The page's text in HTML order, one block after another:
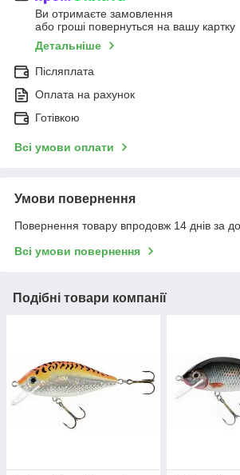
Ви отримаєте замовлення
або гроші повернуться на вашу картку
Детальніше
Післяплата
Оплата на рахунок
Готівкою
Всі умови оплати
Умови повернення
Повернення товару впродовж 14 днів за
Всі умови повернення
Подібні товари компанії